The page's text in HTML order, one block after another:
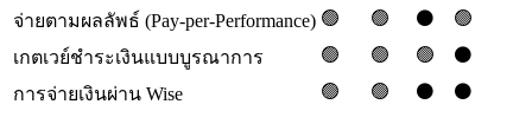
จ่ายตามผลลัพธ์ (Pay-per-Performance) 🟢 🟢 ⚫️
🟢
เกตเวย์ชำระเงินแบบบูรณาการ
🟢 🟢 🟢
⚫️
การจ่ายเงินผ่าน Wise
🟢 🟢 ⚫️ ⚫️